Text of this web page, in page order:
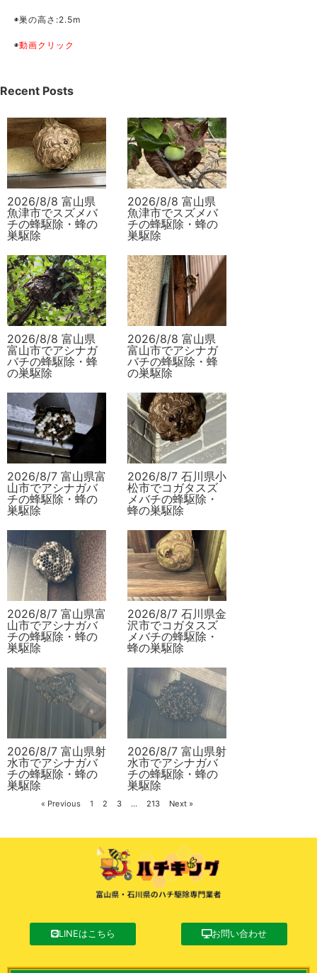
◉巣の高さ:2.5m
◉動画クリック
Recent Posts
2026/8/8 富山県
魚津市でスズメバ
チの蜂駆除・蜂の
巣駆除
2026/8/8 富山県
魚津市でスズメバ
チの蜂駆除・蜂の
巣駆除
2026/8/8 富山県
富山市でアシナガ
バチの蜂駆除・蜂
の巣駆除
2026/8/8 富山県
富山市でアシナガ
バチの蜂駆除・蜂
の巣駆除
2026/8/7 富山県富
山市でアシナガバ
チの蜂駆除・蜂の
巣駆除
2026/8/7 石川県小
松市でコガタスズ
メバチの蜂駆除・
蜂の巣駆除
2026/8/7 富山県富
山市でアシナガバ
チの蜂駆除・蜂の
巣駆除
2026/8/7 石川県金
沢市でコガタスズ
メバチの蜂駆除・
蜂の巣駆除
2026/8/7 富山県射
水市でアシナガバ
チの蜂駆除・蜂の
巣駆除
2026/8/7 富山県射
水市でアシナガバ
チの蜂駆除・蜂の
巣駆除
« Previous 1 2 3 … 213 Next »
LINEはこちら お問い合わせ